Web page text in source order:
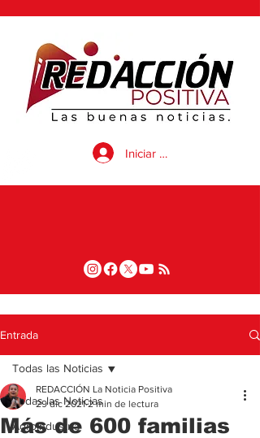
Iniciar sesión
Entrada
Todas las Noticias
Agroindustria
Todas las Noticias
Más de 600 familias
REDACCIÓN La Noticia Positiva
29 dic 2021 2 min de lectura